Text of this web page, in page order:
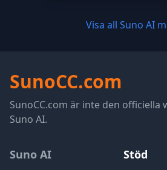
Visa all Suno AI
SunoCC.com
SunoCC.com är inte den officiella
Suno AI.
Suno AI Stöd